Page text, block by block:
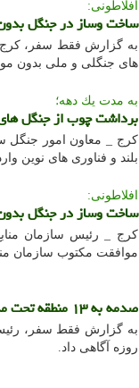
افلاطونی:
ساخت وساز در جنگل
به گزارش فقط سفر، کرج
های جنگلی و ملی بدون
به مدت یك دهه؛
برداشت چوب از جنگل
کرج _ معاون امور جنگل
بلند و فناوری های نوین
افلاطونی:
ساخت وساز در جنگل
کرج _ رئیس سازمان
موافقت مکتوب سازمان
صدمه به ۱۳ منطقه تحت مدیریت محیط زیست در جنگ
روزه آگاهی داد.